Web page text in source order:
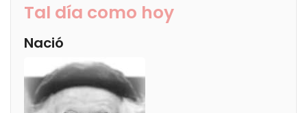
Tal día como hoy
Nació